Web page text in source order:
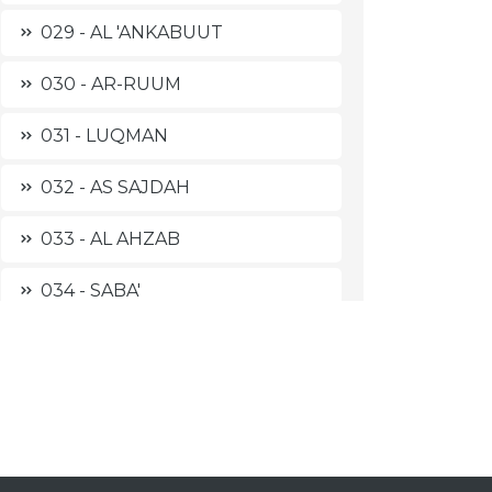
029 - AL 'ANKABUUT
030 - AR-RUUM
031 - LUQMAN
032 - AS SAJDAH
033 - AL AHZAB
034 - SABA'